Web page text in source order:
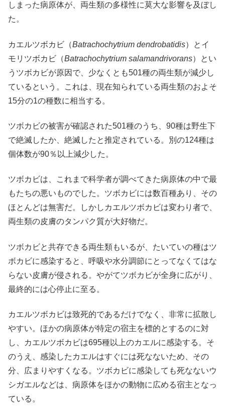
しまった病原体が、両生類の多様性に莫大な影響を及ぼし
た。
カエルツボカビ（Batrachochytrium dendrobatidis）とイ
モリツボカビ（Batrachochytrium salamandrivorans）とい
うツボカビが原因で、少なくとも501種の両生類が減少し
ているという。これは、現在知られている両生類のおよそ
15分の1の種数に相当する。
ツボカビの被害が確認された501種のうち、90種は野生下
で絶滅したか、絶滅したと推定されている。別の124種は
個体数が90％以上減少した。
ツボカビは、これまで科学者が調べてきた病原体の中で最
もたちの悪いものでした。ツボカビには数百種あり、その
ほとんどは無害だ。しかしカエルツボカビは変わり者で、
両生類の皮膚のタンパク質が大好物だ。
ツボカビと共存できる両生類もいるが、たいていの種はツ
ボカビに感染すると、呼吸や水分調節にとってなくてはな
らない皮膚が侵される。やがてツボカビが全身に広がり、
最終的には心停止に至る。
カエルツボカビは致死的であるだけでなく、非常に拡散し
やすい。ほかの病原体が特定の宿主を標的とするのに対
し、カエルツボカビは695種以上のカエルに感染する。そ
のうえ、感染したカエルはすぐには死なないため、その
分、広まりやすくなる。ツボカビに感染しても死なないウ
シガエルなどは、病原体をほかの動物に広める宿主となっ
ている。